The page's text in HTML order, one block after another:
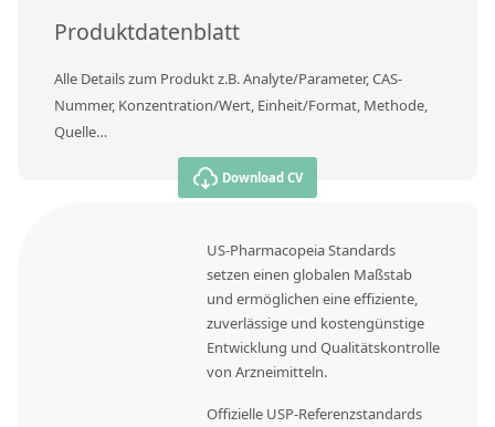
Produktdatenblatt
Alle Details zum Produkt z.B. Analyte/Parameter, CAS-
Nummer, Konzentration/Wert, Einheit/Format, Methode,
Quelle…
Download CV
US-Pharmacopeia Standards
setzen einen globalen Maßstab
und ermöglichen eine effiziente,
zuverlässige und kostengünstige
Entwicklung und Qualitätskontrolle
von Arzneimitteln.
Offizielle USP-Referenzstandards